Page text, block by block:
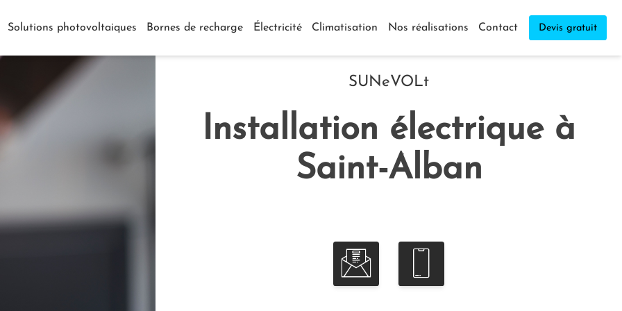
Solutions photovoltaiques Bornes de recharge Électricité Climatisation Nos réalisations Contact Devis gratuit
SUNeVOLt
Installation électrique à
Saint-Alban